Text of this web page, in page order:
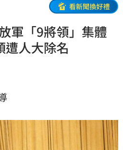
看新聞換好禮
軍「9將領」集體
人大除名